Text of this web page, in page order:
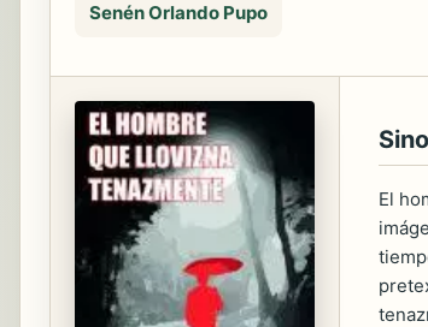
Senén Orlando Pupo
El